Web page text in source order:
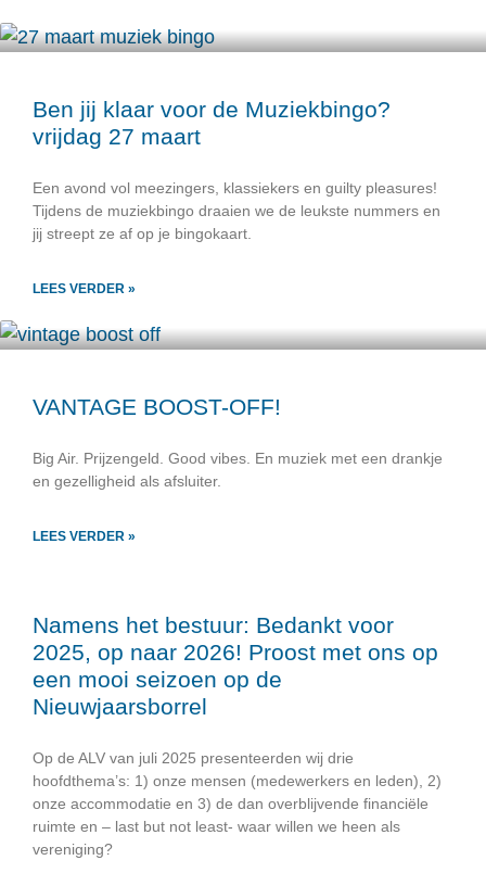
Ben jij klaar voor de Muziekbingo?
vrijdag 27 maart
Een avond vol meezingers, klassiekers en guilty pleasures!
Tijdens de muziekbingo draaien we de leukste nummers en
jij streept ze af op je bingokaart.
LEES VERDER »
VANTAGE BOOST-OFF!
Big Air. Prijzengeld. Good vibes. En muziek met een drankje
en gezelligheid als afsluiter.
LEES VERDER »
Namens het bestuur: Bedankt voor
2025, op naar 2026! Proost met ons op
een mooi seizoen op de
Nieuwjaarsborrel
Op de ALV van juli 2025 presenteerden wij drie
hoofdthema’s: 1) onze mensen (medewerkers en leden), 2)
onze accommodatie en 3) de dan overblijvende financiële
ruimte en – last but not least- waar willen we heen als
vereniging?